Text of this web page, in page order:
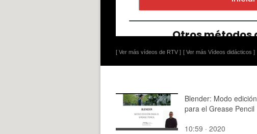
[ Ver más vídeos de RTV ] [ Ver más Vídeos didácticos ]
Blender: Modo edición
para el Grease Pencil
10:59 · 2020